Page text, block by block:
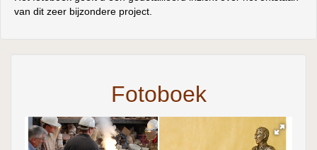
van dit zeer bijzondere project.
Fotoboek